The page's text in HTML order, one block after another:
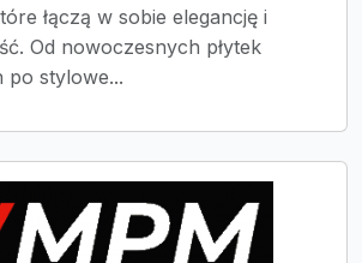
łączą w sobie elegancję i
Od nowoczesnych płytek
po stylowe...